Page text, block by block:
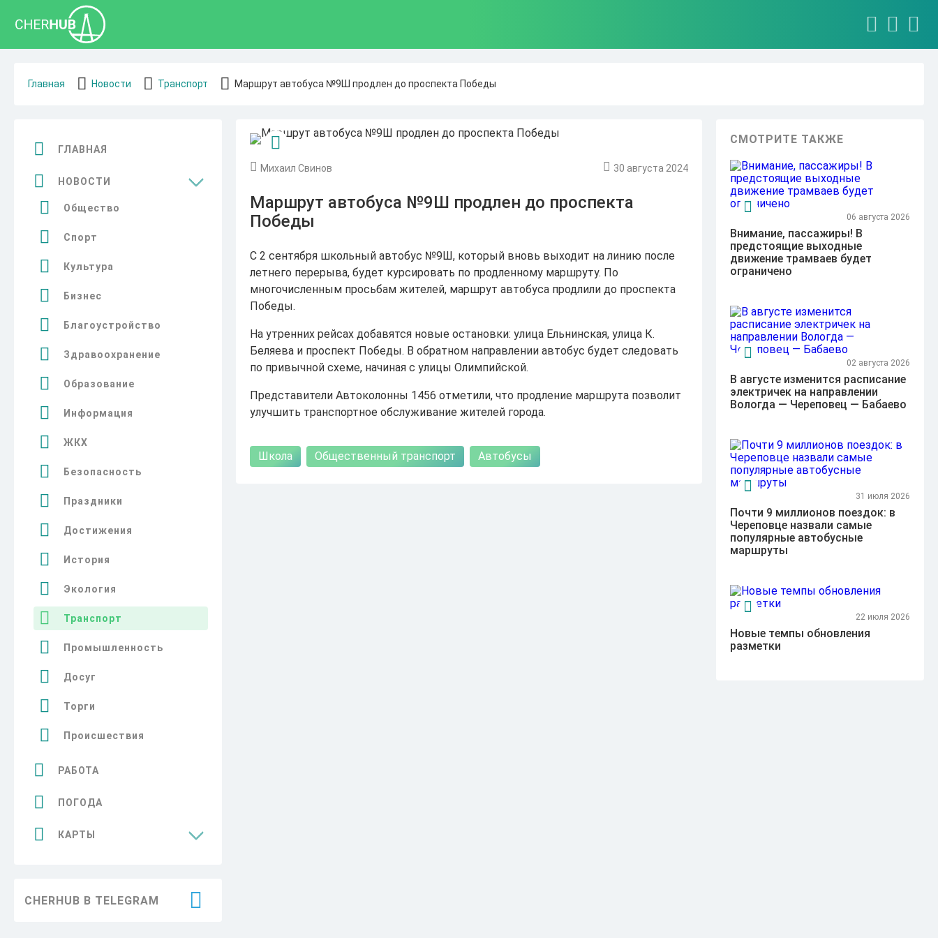
Главная Новости Транспорт Маршрут автобуса №9Ш продлен до проспекта Победы
ГЛАВНАЯ
НОВОСТИ
Общество
Спорт
Культура
Бизнес
Благоустройство
Здравоохранение
Образование
Информация
ЖКХ
Безопасность
Праздники
Достижения
История
Экология
Транспорт
Промышленность
Досуг
Торги
Происшествия
РАБОТА
ПОГОДА
КАРТЫ
CHERHUB В TELEGRAM
Михаил Свинов 30 августа 2024
Маршрут автобуса №9Ш продлен до проспекта
Победы
С 2 сентября школьный автобус №9Ш, который вновь выходит на линию после
летнего перерыва, будет курсировать по продленному маршруту. По
многочисленным просьбам жителей, маршрут автобуса продлили до проспекта
Победы.
На утренних рейсах добавятся новые остановки: улица Ельнинская, улица К.
Беляева и проспект Победы. В обратном направлении автобус будет следовать
по привычной схеме, начиная с улицы Олимпийской.
Представители Автоколонны 1456 отметили, что продление маршрута позволит
улучшить транспортное обслуживание жителей города.
Школа Общественный транспорт Автобусы
СМОТРИТЕ ТАКЖЕ
06 августа 2026
Внимание, пассажиры! В
предстоящие выходные
движение трамваев будет
ограничено
02 августа 2026
В августе изменится расписание
электричек на направлении
Вологда — Череповец — Бабаево
31 июля 2026
Почти 9 миллионов поездок: в
Череповце назвали самые
популярные автобусные
маршруты
22 июля 2026
Новые темпы обновления
разметки